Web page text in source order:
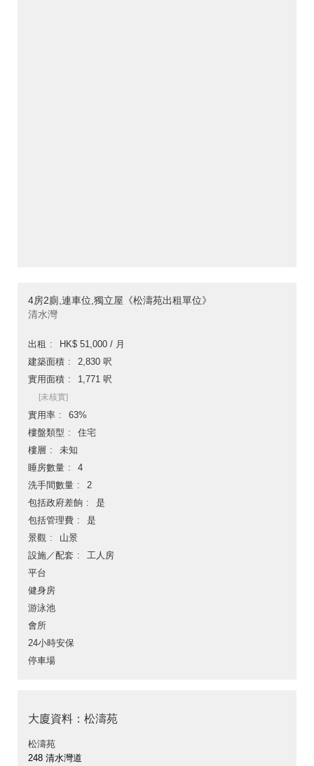
4房2廁,連車位,獨立屋《松濤苑出租單位》
清水灣
出租
HK$ 51,000 / 月
建築面積
2,830 呎
實用面積
1,771 呎
[未核實]
實用率
63%
樓盤類型
住宅
樓層
未知
睡房數量
4
洗手間數量
2
包括政府差餉
是
包括管理費
是
景觀
山景
設施／配套
工人房
平台
健身房
游泳池
會所
24小時安保
停車場
大廈資料：松濤苑
松濤苑
248 清水灣道